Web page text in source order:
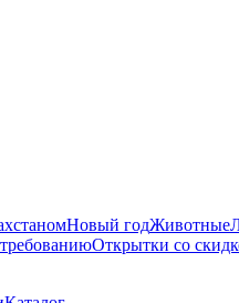
Новый годЖивотные
Открытки со